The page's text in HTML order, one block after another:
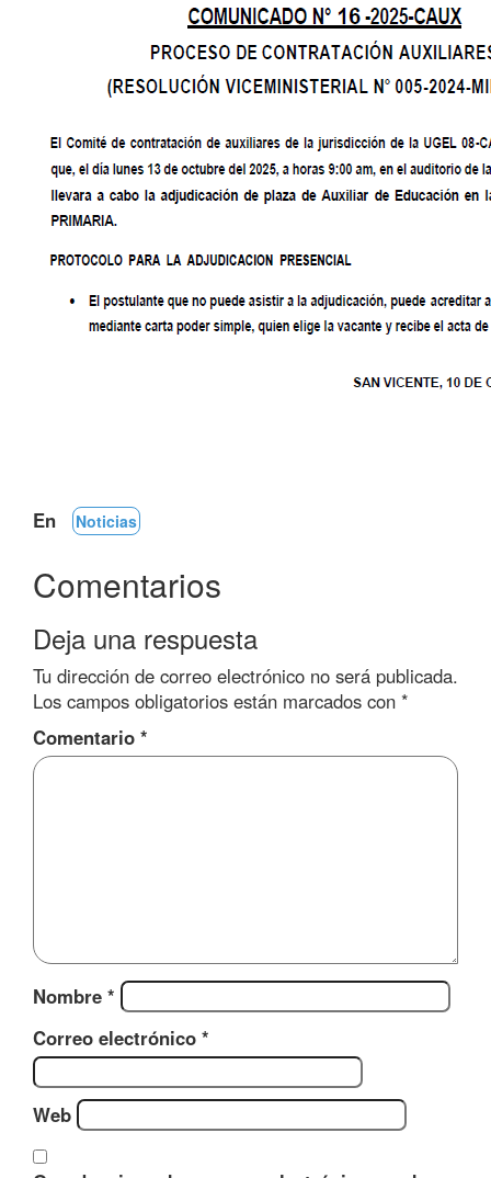
En Noticias
Comentarios
Deja una respuesta
Tu dirección de correo electrónico no será publicada.
Los campos obligatorios están marcados con *
Comentario *
Nombre *
Correo electrónico *
Web